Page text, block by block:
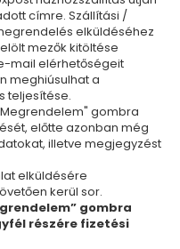
címre. Szállítási /
elküldéséhez
mezők kitöltése
mail elérhetőségeit
meghiúsulhat a
teljesítése.
gombra
előtte azonban még
illetve megjegyzést
elküldésére
kerül sor.
gombra
részére fizetési